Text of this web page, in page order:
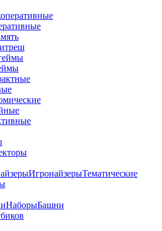
ИгронайзерыТематические
НаборыБашни